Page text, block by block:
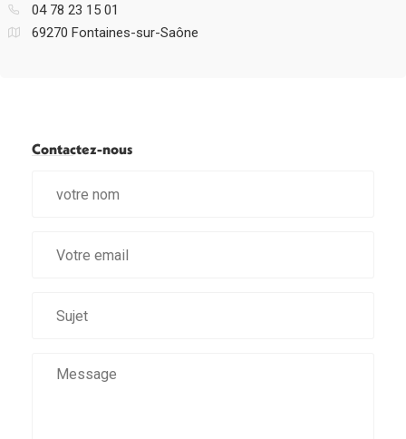
04 78 23 15 01
69270 Fontaines-sur-Saône
Contactez-nous